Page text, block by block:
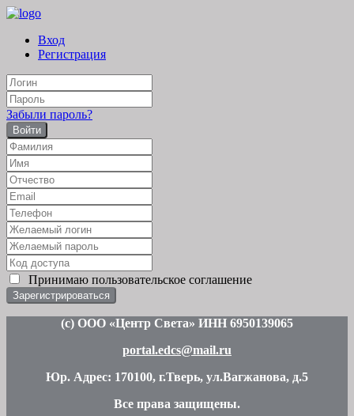
Вход
Регистрация
Забыли пароль?
Войти
Принимаю пользовательское соглашение
(c) ООО «Центр Света» ИНН 6950139065
portal.edcs@mail.ru
Юр. Адрес: 170100, г.Тверь, ул.Вагжанова, д.5
Все права защищены.